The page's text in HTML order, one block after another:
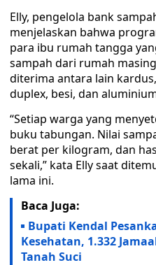
Elly, pengelola bank
menjelaskan bahwa
para ibu rumah tangga
sampah dari rumah
diterima antara lain
duplex, besi, dan
“Setiap warga yang
buku tabungan. Nilai
berat per kilogram, dan
sekali,” kata Elly saat
lama ini.
Baca Juga:
Bupati Kendal
Kesehatan, 1.332
Tanah Suci